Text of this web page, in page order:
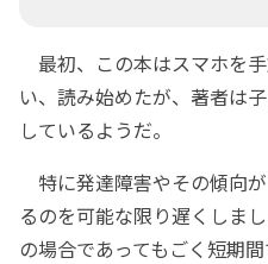
最初、この本はスマホを
い、読み始めたが、著者は
しているようだ。
特に発達障害やその傾向
るのを可能な限り遅くしま
の場合であってもごく短期